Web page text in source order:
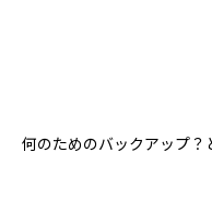
何のためのバックアップ？